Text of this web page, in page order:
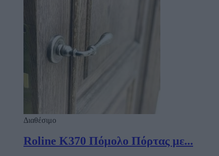
Διαθέσιμο
Roline Κ370 Πόμολο Πόρτας με...